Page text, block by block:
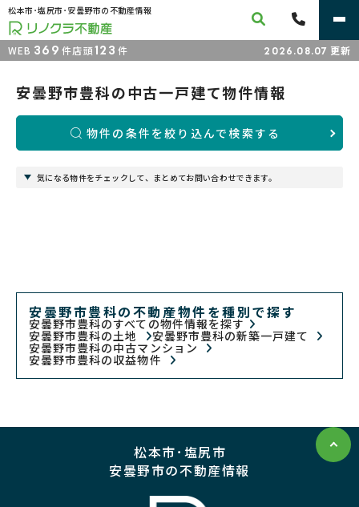
松本市･塩尻市･安曇野市の不動産情報
WEB 369 件店頭123 件 2026.08.07 更新
安曇野市豊科の中古一戸建て物件情報
物件の条件を絞り込んで検索する
気になる物件をチェックして、まとめてお問い合わせできます。
安曇野市豊科の不動産物件を種別で探す
安曇野市豊科のすべての物件情報を探す
安曇野市豊科の土地 安曇野市豊科の新築一戸建て
安曇野市豊科の中古マンション
安曇野市豊科の収益物件
松本市･塩尻市
安曇野市の不動産情報